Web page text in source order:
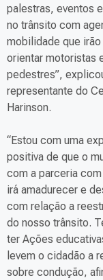
palestras, eventos
no trânsito com
mobilidade que
orientar motoristas
pedestres”,
representante do
Harinson.
“Estou com uma
positiva de que o
com a parceria
irá amadurecer e
com relação a
do nosso trânsito.
ter Ações
levem o cidadão a
sobre condução,